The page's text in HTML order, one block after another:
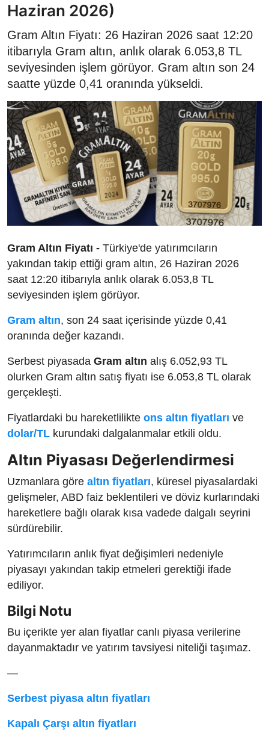
Haziran 2026)
Gram Altın Fiyatı: 26 Haziran 2026 saat 12:20
itibarıyla Gram altın, anlık olarak 6.053,8 TL
seviyesinden işlem görüyor. Gram altın son 24
saatte yüzde 0,41 oranında yükseldi.
Gram Altın Fiyatı - Türkiye'de yatırımcıların
yakından takip ettiği gram altın, 26 Haziran 2026
saat 12:20 itibarıyla anlık olarak 6.053,8 TL
seviyesinden işlem görüyor.
Gram altın, son 24 saat içerisinde yüzde 0,41
oranında değer kazandı.
Serbest piyasada Gram altın alış 6.052,93 TL
olurken Gram altın satış fiyatı ise 6.053,8 TL olarak
gerçekleşti.
Fiyatlardaki bu hareketlilikte ons altın fiyatları ve
dolar/TL kurundaki dalgalanmalar etkili oldu.
Altın Piyasası Değerlendirmesi
Uzmanlara göre altın fiyatları, küresel piyasalardaki
gelişmeler, ABD faiz beklentileri ve döviz kurlarındaki
hareketlere bağlı olarak kısa vadede dalgalı seyrini
sürdürebilir.
Yatırımcıların anlık fiyat değişimleri nedeniyle
piyasayı yakından takip etmeleri gerektiği ifade
ediliyor.
Bilgi Notu
Bu içerikte yer alan fiyatlar canlı piyasa verilerine
dayanmaktadır ve yatırım tavsiyesi niteliği taşımaz.
—
Serbest piyasa altın fiyatları
Kapalı Çarşı altın fiyatları